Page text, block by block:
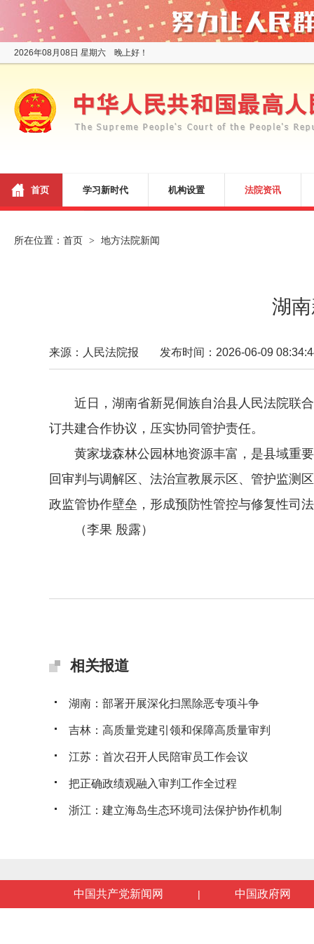
2026年08月08日 星期六 晚上好！
首页 学习新时代 机构设置 法院资讯
所在位置： 首页 > 地方法院新闻
湖
来源：人民法院报 发布时间：2026-06-09
近日，湖南省新晃侗族自治县人民法院联合
订共建合作协议，压实协同管护责任。
黄家垅森林公园林地资源丰富，是县域重要
回审判与调解区、法治宣教展示区、管护监测
政监管协作壁垒，形成预防性管控与修复性司
（李果 殷露）
相关报道
湖南：部署开展深化扫黑除恶专项斗争
吉林：高质量党建引领和保障高质量审判
江苏：首次召开人民陪审员工作会议
把正确政绩观融入审判工作全过程
浙江：建立海岛生态环境司法保护协作机制
中国共产党新闻网 | 中国政府网